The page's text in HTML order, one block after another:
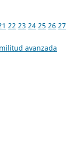
22 23 24 25 26 27
avanzada